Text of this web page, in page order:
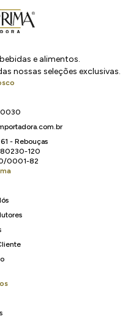
e alimentos.
nossas seleções exclusivas.
- Rebouças
80230-120
0001-82